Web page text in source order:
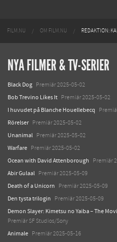
FILM.NU OM FILM.NU REDAKTION:
NYA FILMER & TV-SERIER
Black Dog Premiär 2025-05-02
Bob Trevino Likes It Premiär 2025-05-02
I huvudet på Blanche Houellebecq
Rörelser Premiär 2025-05-02
Unanimal Premiär 2025-05-02
Warfare Premiär 2025-05-02
Ocean with David Attenborough Premiär
Abir Gulaal Premiär 2025-05-09
Death of a Unicorn Premiär 2025-05-09
Den tysta trilogin Premiär 2025-05-09
Demon Slayer: Kimetsu no Yaiba – The
Premiär SF Studios/Sony
Animale Premiär 2025-05-16